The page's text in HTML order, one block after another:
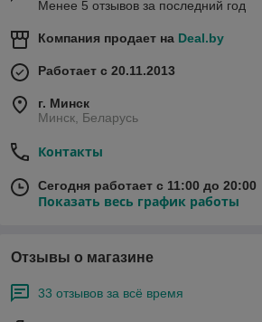
Менее 5 отзывов за последний год
Компания продает на Deal.by
Работает с 20.11.2013
г. Минск
Минск, Беларусь
Контакты
Сегодня работает с 11:00 до 20:00
Показать весь график работы
Отзывы о магазине
33 отзывов за всё время